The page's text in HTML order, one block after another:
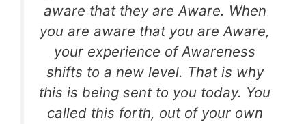
aware that they are Aware. When
you are aware that you are Aware,
your experience of Awareness
shifts to a new level. That is why
this is being sent to you today. You
called this forth, out of your own